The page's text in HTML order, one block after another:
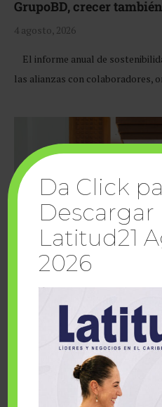
GrupoBD, crecer
4 agosto, 2026
El informe anual de
las alianzas con colaboradores,
Cuando la solidaridad
sueños Fairmont
Da Click
Descargar
Latitud21
2026